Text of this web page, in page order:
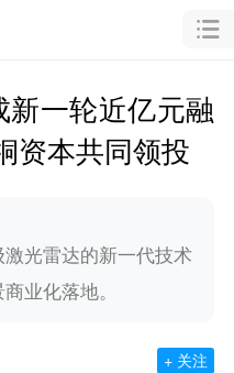
一轮近亿元融
资本共同领投
光雷达的新一代技术
业化落地。
+ 关注